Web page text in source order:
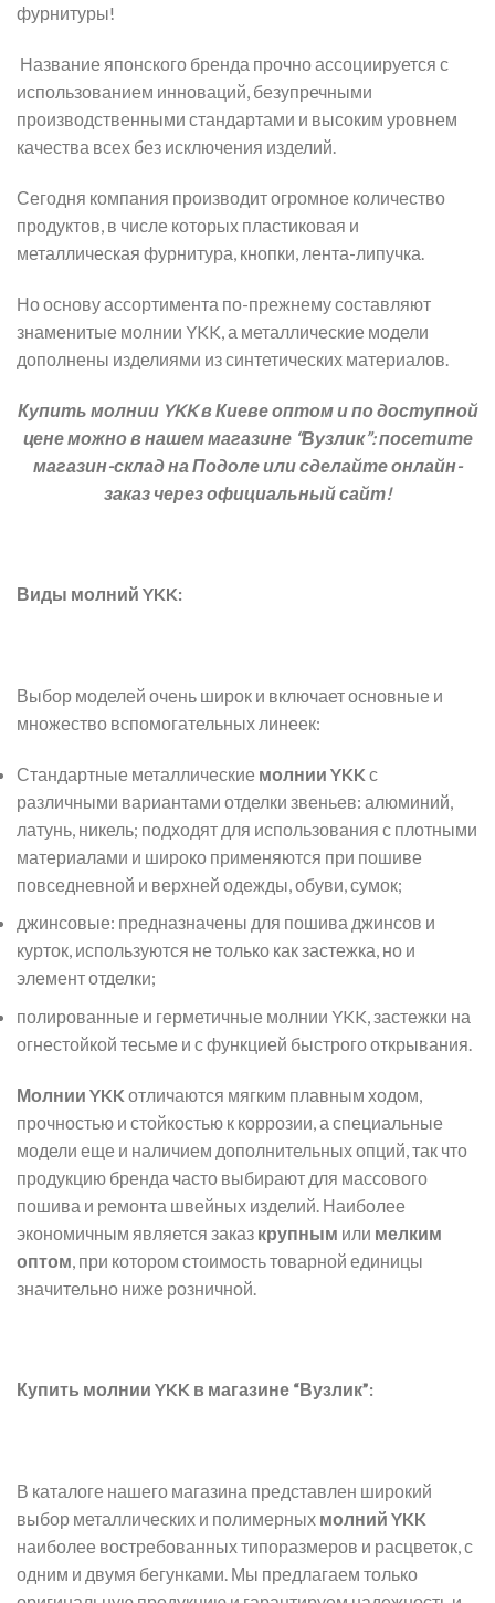
фурнитуры!
Название японского бренда прочно ассоциируется с
использованием инноваций, безупречными
производственными стандартами и высоким уровнем
качества всех без исключения изделий.
Сегодня компания производит огромное количество
продуктов, в числе которых пластиковая и
металлическая фурнитура, кнопки, лента-липучка.
Но основу ассортимента по-прежнему составляют
знаменитые молнии YKK, а металлические модели
дополнены изделиями из синтетических материалов.
Купить молнии YKK в Киеве оптом и по доступной
цене можно в нашем магазине “Вузлик”: посетите
магазин-склад на Подоле или сделайте онлайн-
заказ через официальный сайт!
Виды молний YKK:
Выбор моделей очень широк и включает основные и
множество вспомогательных линеек:
Стандартные металлические молнии YKK с
различными вариантами отделки звеньев: алюминий,
латунь, никель; подходят для использования с плотными
материалами и широко применяются при пошиве
повседневной и верхней одежды, обуви, сумок;
джинсовые: предназначены для пошива джинсов и
курток, используются не только как застежка, но и
элемент отделки;
полированные и герметичные молнии YKK, застежки на
огнестойкой тесьме и с функцией быстрого открывания.
Молнии YKK отличаются мягким плавным ходом,
прочностью и стойкостью к коррозии, а специальные
модели еще и наличием дополнительных опций, так что
продукцию бренда часто выбирают для массового
пошива и ремонта швейных изделий. Наиболее
экономичным является заказ крупным или мелким
оптом , при котором стоимость товарной единицы
значительно ниже розничной.
Купить молнии YKK в магазине “Вузлик”:
В каталоге нашего магазина представлен широкий
выбор металлических и полимерных молний YKK
наиболее востребованных типоразмеров и расцветок, с
одним и двумя бегунками. Мы предлагаем только